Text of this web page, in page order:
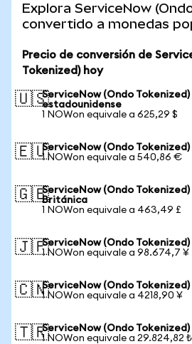
Explora ServiceNow
convertido a monedas
Precio de conversión de
Tokenized) hoy
🇺🇸ServiceNow (Ondo Tokenized)
estadounidense
1 NOWon equivale a 625,29 $
🇪🇺ServiceNow (Ondo Tokenized)
1 NOWon equivale a 540,86 €
🇬🇧ServiceNow (Ondo
Británica
1 NOWon equivale a 463,49 £
🇯🇵ServiceNow (Ondo Tokenized)
1 NOWon equivale a 98.674,7 ¥
🇨🇳ServiceNow (Ondo Tokenized)
1 NOWon equivale a 4218,90 ¥
🇹🇷ServiceNow (Ondo
1 NOWon equivale a 29.824,82 ₺